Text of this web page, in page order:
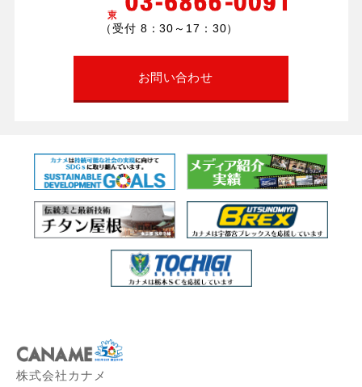
（受付 8：30～17：30）
お問い合わせ
株式会社カナメ